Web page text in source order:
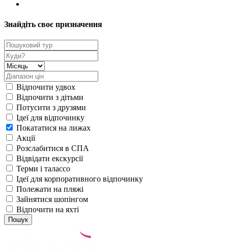
Знайдіть своє призначення
Відпочити удвох
Відпочити з дітьми
Потусити з друзями
Ідеї для відпочинку
Покататися на лижах
Акції
Розслабитися в СПА
Відвідати екскурсії
Терми і талассо
Ідеї для корпоративного відпочинку
Полежати на пляжі
Зайнятися шопінгом
Відпочити на яхті